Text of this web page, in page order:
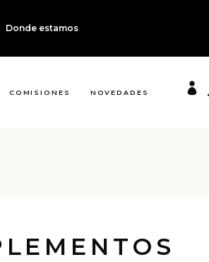
Donde estamos
COMISIONES NOVEDADES